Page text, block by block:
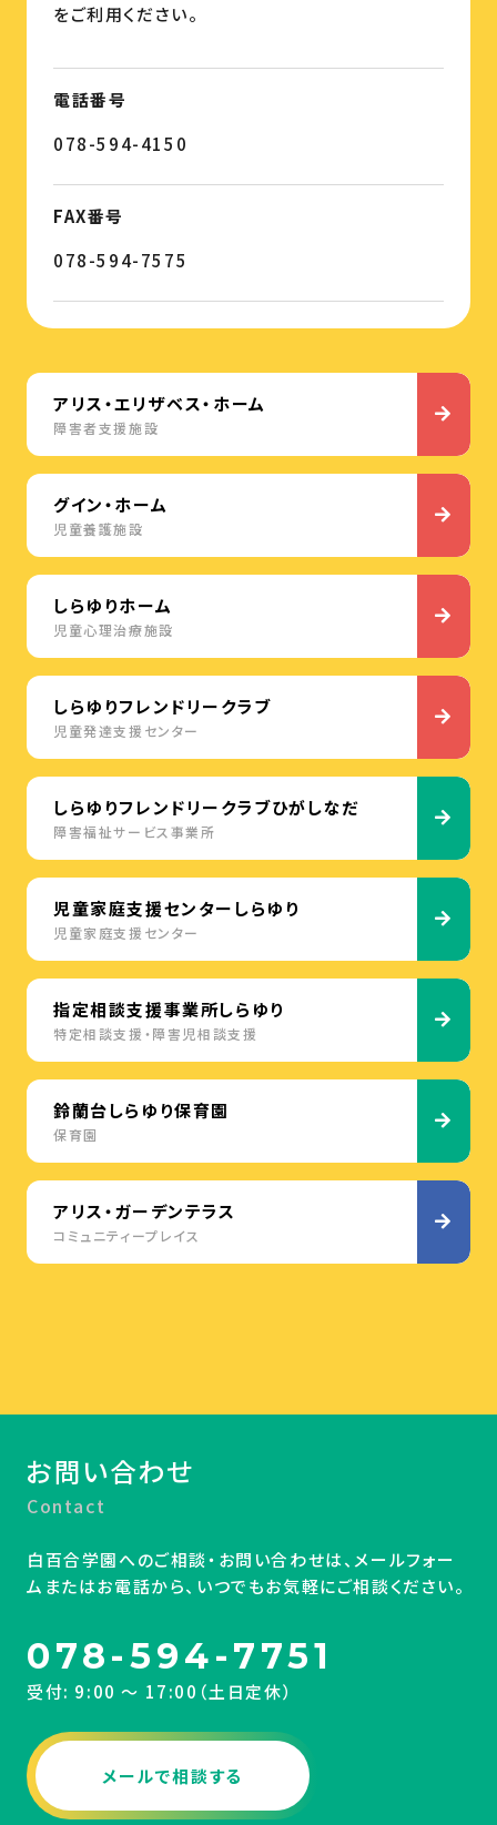
をご利用ください。
電話番号
078-594-4150
FAX番号
078-594-7575
アリス・エリザベス・ホーム
障害者支援施設
グイン・ホーム
児童養護施設
しらゆりホーム
児童心理治療施設
しらゆりフレンドリークラブ
児童発達支援センター
しらゆりフレンドリークラブひがしなだ
障害福祉サービス事業所
児童家庭支援センターしらゆり
児童家庭支援センター
指定相談支援事業所しらゆり
特定相談支援・障害児相談支援
鈴蘭台しらゆり保育園
保育園
アリス・ガーデンテラス
コミュニティープレイス
お問い合わせ
Contact
白百合学園へのご相談・お問い合わせは、メールフォー
ムまたはお電話から、いつでもお気軽にご相談ください。
078-594-7751
受付: 9:00 〜 17:00（土日定休）
メールで相談する